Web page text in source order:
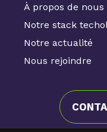
À propos de nous
Notre stack
Notre actualité
Nous rejoindre